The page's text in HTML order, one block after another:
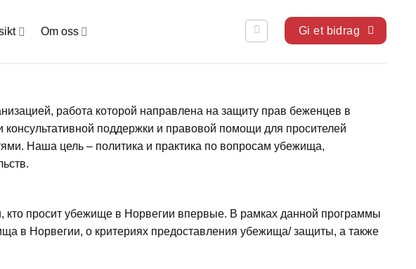
Om oss Gi et bidrag
работа которой направлена на защиту прав беженцев в
поддержки и правовой помощи для просителей
Наша цель – политика и практика по вопросам убежища,
просит убежище в Норвегии впервые. В рамках данной программы
в Норвегии, о критериях предоставления убежища/ защиты, а также